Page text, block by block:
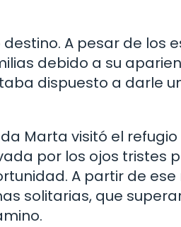
A pesar de los
debido a su
dispuesto a darle
Marta visitó el
por los ojos tristes
A partir de
solitarias, que